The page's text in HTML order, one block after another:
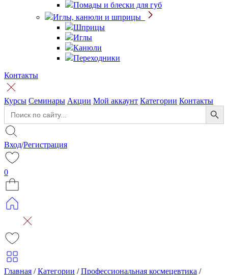
Помады и блески для губ
Иглы, канюли и шприцы
Шприцы
Иглы
Канюли
Переходники
Контакты
Курсы Семинары Акции Мой аккаунт Категории Контакты
Search
for:
Search Button
Вход/Регистрация
0
Главная /Категории /Профессиональная космецевтика /